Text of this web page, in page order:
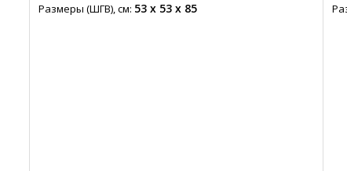
Размеры (ШГВ), см: 53 x 53 x 85